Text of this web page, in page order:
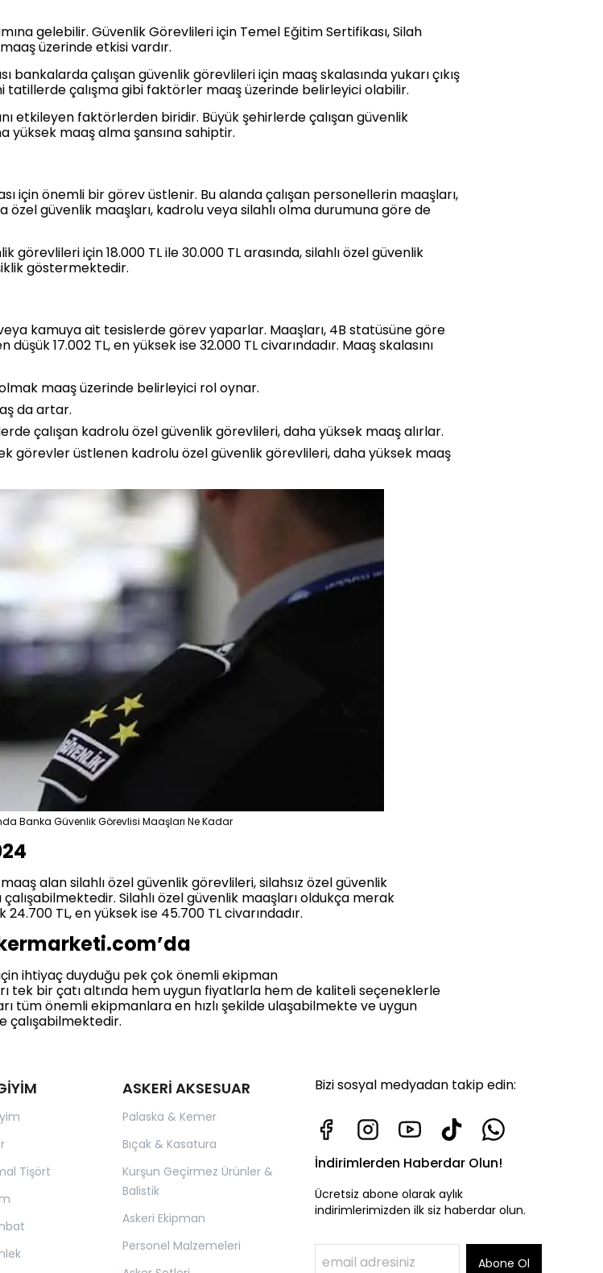
gelebilir. Güvenlik Görevlileri için Temel Eğitim Sertifikası, Silah
üzerinde etkisi vardır.
çalışan güvenlik görevlileri için maaş skalasında yukarı çıkış
tatillerde çalışma gibi faktörler maaş üzerinde belirleyici olabilir.
etkileyen faktörlerden biridir. Büyük şehirlerde çalışan güvenlik
yüksek maaş alma şansına sahiptir.
için önemli bir görev üstlenir. Bu alanda çalışan personellerin maaşları,
güvenlik maaşları, kadrolu veya silahlı olma durumuna göre de
görevlileri için 18.000 TL ile 30.000 TL arasında, silahlı özel güvenlik
göstermektedir.
kamuya ait tesislerde görev yaparlar. Maaşları, 4B statüsüne göre
17.002 TL, en yüksek ise 32.000 TL civarındadır. Maaş skalasını
maaş üzerinde belirleyici rol oynar.
da artar.
çalışan kadrolu özel güvenlik görevlileri, daha yüksek maaş alırlar.
görevler üstlenen kadrolu özel güvenlik görevlileri, daha yüksek maaş
Banka Güvenlik Görevlisi Maaşları Ne Kadar
alan silahlı özel güvenlik görevlileri, silahsız özel güvenlik
Silahlı özel güvenlik maaşları oldukça merak
TL, en yüksek ise 45.700 TL civarındadır.
ihtiyaç duyduğu pek çok önemli ekipman
tek bir çatı altında hem uygun fiyatlarla hem de kaliteli seçeneklerle
tüm önemli ekipmanlara en hızlı şekilde ulaşabilmekte ve uygun
çalışabilmektedir.
Tişört
ASKERİ AKSESUAR
Palaska & Kemer
Bıçak & Kasatura
Kurşun Geçirmez Ürünler &
Balistik
Askeri Ekipman
Personel Malzemeleri
Bizi sosyal medyadan takip edin:
İndirimlerden Haberdar Olun!
Ücretsiz abone olarak aylık
indirimlerimizden ilk siz haberdar olun.
Abone Ol